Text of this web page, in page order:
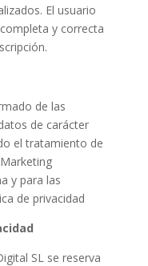
El usuario
y correcta
de las
de carácter
el tratamiento de
y para las
de privacidad
SL se reserva